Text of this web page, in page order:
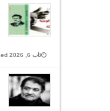
ئاب 6, 2026 Closed